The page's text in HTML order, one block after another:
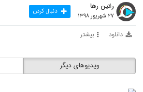
راتین رها
۲۷ شهریور ۱۳۹۸ دنبال کردن
دانلود بیشتر
ویدیوهای دیگر